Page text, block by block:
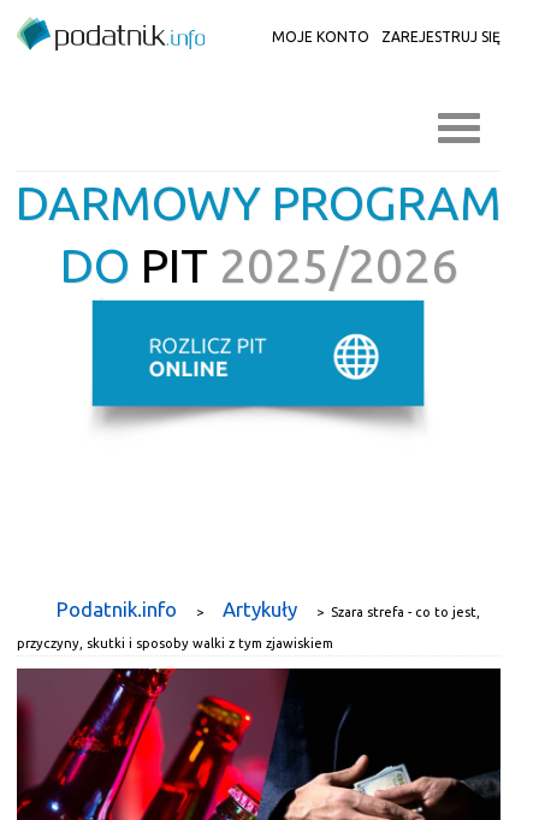
MOJE KONTO ZAREJESTRUJ SIĘ
DARMOWY PROGRAM
DO PIT 2025/2026
Podatnik.info > Artykuły > Szara strefa - co to jest,
przyczyny, skutki i sposoby walki z tym zjawiskiem